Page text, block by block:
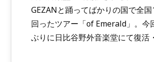
GEZANと踊ってばかりの国で全
回ったツアー「of Emerald」。今
ぶりに日比谷野外音楽堂にて復活